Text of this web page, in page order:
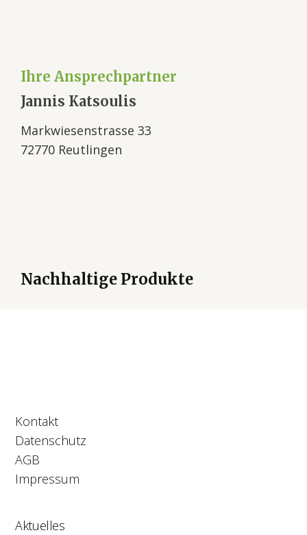
Ihre Ansprechpartner
Jannis Katsoulis
Markwiesenstrasse 33
72770 Reutlingen
Nachhaltige Produkte
Kontakt
Datenschutz
AGB
Impressum
Aktuelles